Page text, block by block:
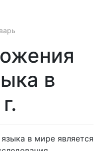
в
в мире является